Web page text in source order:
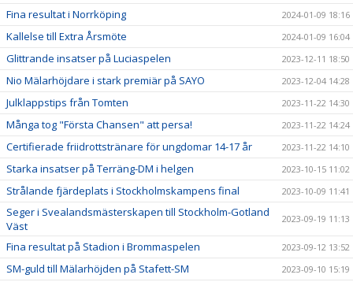
Fina resultat i Norrköping 2024-01-09 18:16
Kallelse till Extra Årsmöte 2024-01-09 16:04
Glittrande insatser på Luciaspelen 2023-12-11 18:50
Nio Mälarhöjdare i stark premiär på SAYO 2023-12-04 14:28
Julklappstips från Tomten 2023-11-22 14:30
Många tog "Första Chansen" att persa! 2023-11-22 14:24
Certifierade friidrottstränare för ungdomar 14-17 år 2023-11-22 14:10
Starka insatser på Terräng-DM i helgen 2023-10-15 11:02
Strålande fjärdeplats i Stockholmskampens final 2023-10-09 11:41
Seger i Svealandsmästerskapen till Stockholm-Gotland
Väst
2023-09-19 11:13
Fina resultat på Stadion i Brommaspelen 2023-09-12 13:52
SM-guld till Mälarhöjden på Stafett-SM 2023-09-10 15:19